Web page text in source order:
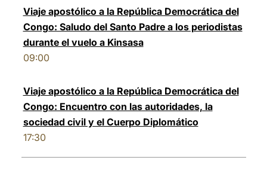
Viaje apostólico a la República Democrática del
Congo: Saludo del Santo Padre a los periodistas
durante el vuelo a Kinsasa
09:00
Viaje apostólico a la República Democrática del
Congo: Encuentro con las autoridades, la
sociedad civil y el Cuerpo Diplomático
17:30